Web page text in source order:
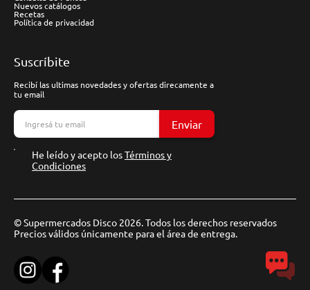
Nuevos catálogos
Recetas
Política de privacidad
Suscríbite
Recibí las ultimas novedades y ofertas direcamente a
tu email
Enviar
He leído y acepto losTérminos y
Condiciones
© Supermercados Disco 2026. Todos los derechos reservados
Precios válidos únicamente para el área de entrega.